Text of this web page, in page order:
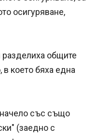
осигуряване,
общите
в което бяха една
със също
(заедно с